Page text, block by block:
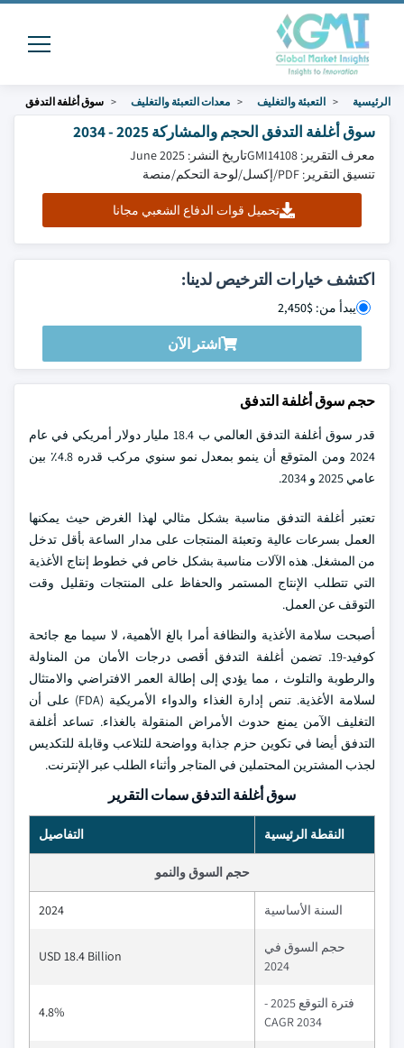
الرئيسية التعبئة والتغليف معدات التعبئة والتغليف سوق أغلفة التدفق
سوق أغلفة التدفق الحجم والمشاركة 2025 - 2034
معرف التقرير: GMI14108
تاريخ النشر: June 2025
تنسيق التقرير: PDF/إكسل/لوحة التحكم/منصة
تحميل قوات الدفاع الشعبي مجانا
اكتشف خيارات الترخيص لدينا:
يبدأ من: $2,450
اشتر الآن
حجم سوق أغلفة التدفق
قدر سوق أغلفة التدفق العالمي ب 18.4 مليار دولار أمريكي في عام
2024 ومن المتوقع أن ينمو بمعدل نمو سنوي مركب قدره 4.8٪ بين
عامي 2025 و 2034.
تعتبر أغلفة التدفق مناسبة بشكل مثالي لهذا الغرض حيث يمكنها
العمل بسرعات عالية وتعبئة المنتجات على مدار الساعة بأقل تدخل
من المشغل. هذه الآلات مناسبة بشكل خاص في خطوط إنتاج الأغذية
التي تتطلب الإنتاج المستمر والحفاظ على المنتجات وتقليل وقت
التوقف عن العمل.
أصبحت سلامة الأغذية والنظافة أمرا بالغ الأهمية، لا سيما مع جائحة
كوفيد-19. تضمن أغلفة التدفق أقصى درجات الأمان من المناولة
والرطوبة والتلوث ، مما يؤدي إلى إطالة العمر الافتراضي والامتثال
لسلامة الأغذية. تنص إدارة الغذاء والدواء الأمريكية (FDA) على أن
التغليف الآمن يمنع حدوث الأمراض المنقولة بالغذاء. تساعد أغلفة
التدفق أيضا في تكوين حزم جذابة وواضحة للتلاعب وقابلة للتكديس
لجذب المشترين المحتملين في المتاجر وأثناء الطلب عبر الإنترنت.
سوق أغلفة التدفق سمات التقرير
النقطة الرئيسية التفاصيل
حجم السوق والنمو
السنة الأساسية 2024
حجم السوق في
2024
USD 18.4 Billion
فترة التوقع 2025 -
2034 CAGR
4.8%